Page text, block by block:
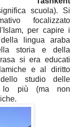
scuola). Si
focalizzato
per capire i
lingua araba
storia e della
si era educati
e al diritto
dello studio delle
lo più (ma non